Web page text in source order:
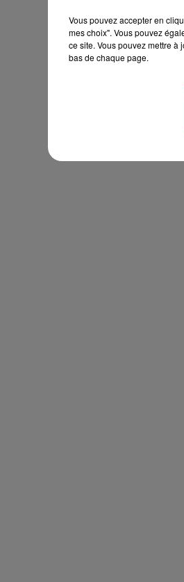
Vous pouvez accepter en
mes choix". Vous pouvez
ce site. Vous pouvez mettre à
bas de chaque page.